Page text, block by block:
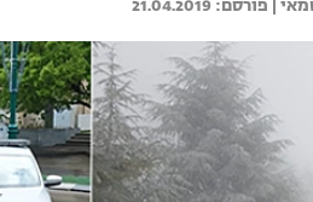
|
21.04.2019